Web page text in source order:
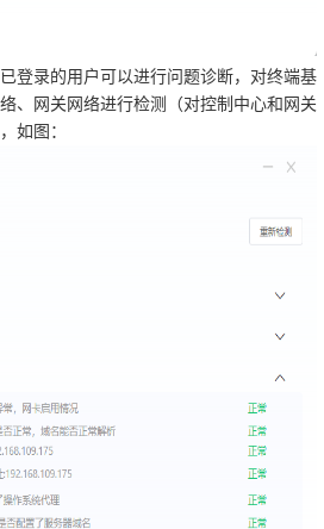
登录的用户可以进行问题诊断，对终端基
、网关网络进行检测（对控制中心和网关
如图：